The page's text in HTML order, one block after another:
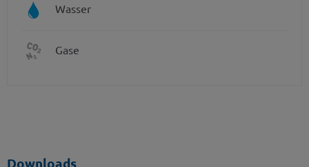
Wasser
Gase
Downloads